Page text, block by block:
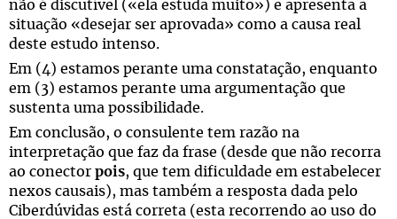
não é discutível («ela estuda muito») e apresenta a
situação «desejar ser aprovada» como a causa real
deste estudo intenso.
Em (4) estamos perante uma constatação, enquanto
em (3) estamos perante uma argumentação que
sustenta uma possibilidade.
Em conclusão, o consulente tem razão na
interpretação que faz da frase (desde que não recorra
ao conector pois, que tem dificuldade em estabelecer
nexos causais), mas também a resposta dada pelo
Ciberdúvidas está correta (esta recorrendo ao uso do